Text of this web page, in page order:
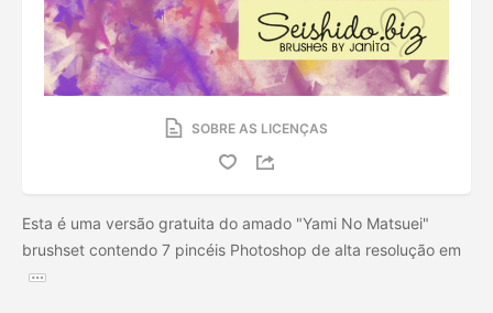
SOBRE AS LICENÇAS
Esta é uma versão gratuita do amado "Yami No Matsuei"
brushset contendo 7 pincéis Photoshop de alta resolução em